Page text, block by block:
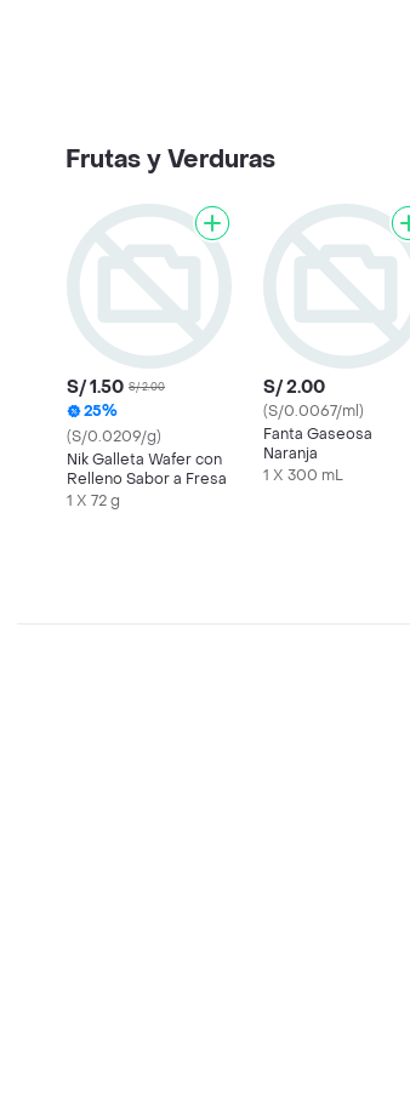
Frutas y Verduras
S/ 1.50 S/ 2.00
25%
(S/0.0209/g)
Nik Galleta Wafer con
Relleno Sabor a Fresa
1 X 72 g
S/ 2.00
(S/0.0067/ml)
Fanta Gaseosa
Naranja
1 X 300 mL